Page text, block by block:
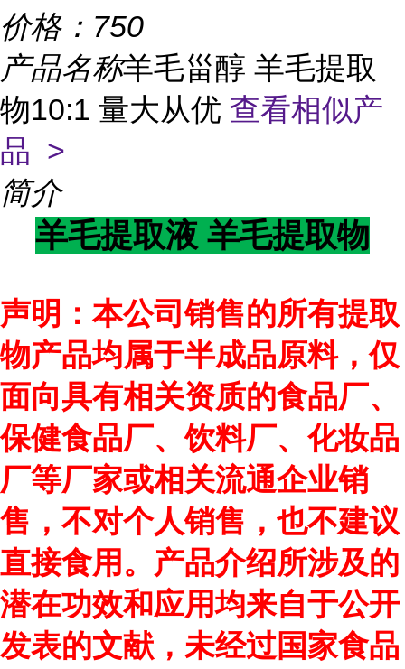
价格： 750
产品名称羊毛甾醇 羊毛提取
物10:1 量大从优 查看相似产
品 >
简介
羊毛提取液 羊毛提取物
声明：本公司销售的所有提取
物产品均属于半成品原料，仅
面向具有相关资质的食品厂、
保健食品厂、饮料厂、化妆品
厂等厂家或相关流通企业销
售，不对个人销售，也不建议
直接食用。产品介绍所涉及的
潜在功效和应用均来自于公开
发表的文献，未经过国家食品